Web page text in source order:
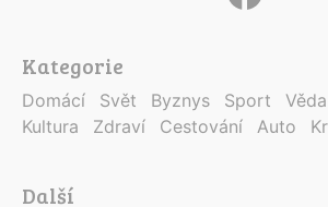
Kategorie
Domácí Svět Byznys Sport Věda
Kultura
Zdraví Cestování Auto
Další